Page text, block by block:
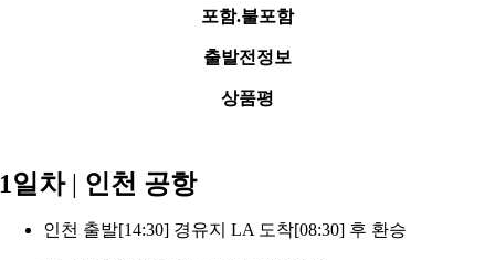
포함.불포함
출발전정보
상품평
1일차 | 인천 공항
인천 출발[14:30] 경유지 LA 도착[08:30] 후 환승